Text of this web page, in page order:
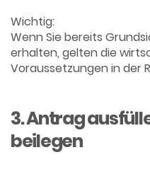
Wichtig:
Wenn Sie bereits
erhalten, gelten die
Voraussetzungen in der
3. Antrag
beilegen